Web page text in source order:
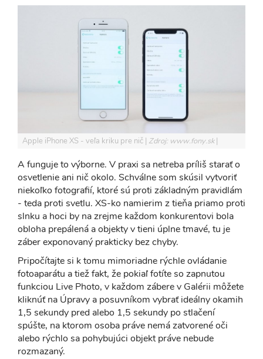
Apple iPhone XS - veľa kriku pre nič Zdroj: www.fony.sk
A funguje to výborne. V praxi sa netreba príliš starať o
osvetlenie ani nič okolo. Schválne som skúsil vytvoriť
niekoľko fotografií, ktoré sú proti základným pravidlám
- teda proti svetlu. XS-ko namierim z tieňa priamo proti
slnku a hoci by na zrejme každom konkurentovi bola
obloha prepálená a objekty v tieni úplne tmavé, tu je
záber exponovaný prakticky bez chyby.
Pripočítajte si k tomu mimoriadne rýchle ovládanie
fotoaparátu a tiež fakt, že pokiaľ fotíte so zapnutou
funkciou Live Photo, v každom zábere v Galérii môžete
kliknúť na Úpravy a posuvníkom vybrať ideálny okamih
1,5 sekundy pred alebo 1,5 sekundy po stlačení
spúšte, na ktorom osoba práve nemá zatvorené oči
alebo rýchlo sa pohybujúci objekt práve nebude
rozmazaný.